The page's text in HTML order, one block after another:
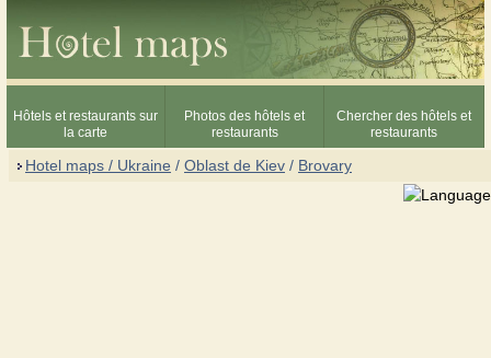
Hôtels et restaurants sur
la carte
Photos des hôtels et
restaurants
Chercher des hôtels et
restaurants
Hotel maps / Ukraine / Oblast de Kiev / Brovary